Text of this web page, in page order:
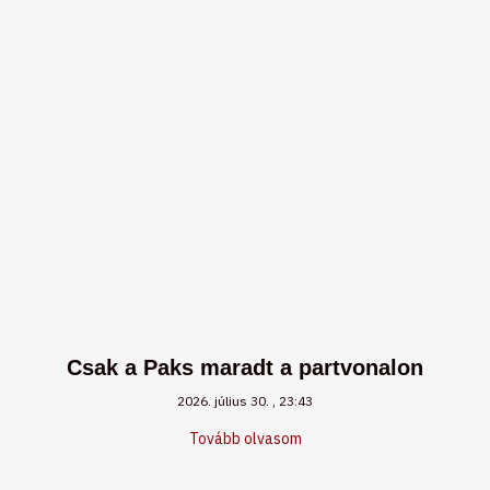
Csak a Paks maradt a partvonalon
2026. július 30. 23:43
Tovább olvasom